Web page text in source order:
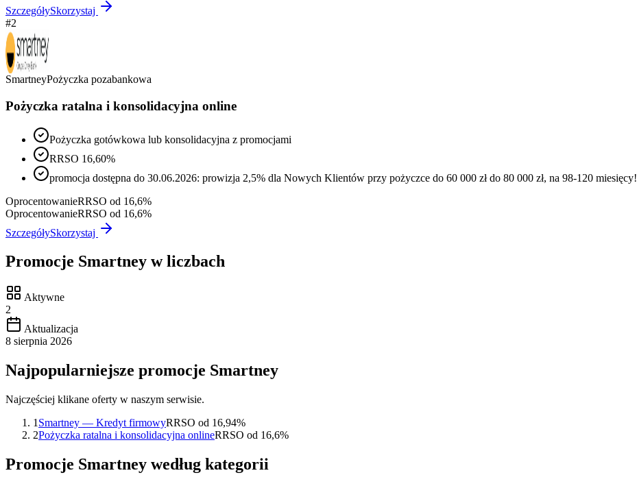
SzczegółySkorzystaj
#2
SmartneyPożyczka pozabankowa
Pożyczka ratalna i konsolidacyjna online
Pożyczka gotówkowa lub konsolidacyjna z promocjami
RRSO 16,60%
promocja dostępna do 30.06.2026: prowizja 2,5% dla Nowych Klientów przy pożyczce do 60 000 zł do 80 000 zł, na 98-120 miesięcy!
OprocentowanieRRSO od 16,6%
OprocentowanieRRSO od 16,6%
SzczegółySkorzystaj
Promocje Smartney w liczbach
Aktywne
2
Aktualizacja
8 sierpnia 2026
Najpopularniejsze promocje Smartney
Najczęściej klikane oferty w naszym serwisie.
1 Smartney — Kredyt firmowyRRSO od 16,94%
2Pożyczka ratalna i konsolidacyjna onlineRRSO od 16,6%
Promocje Smartney według kategorii